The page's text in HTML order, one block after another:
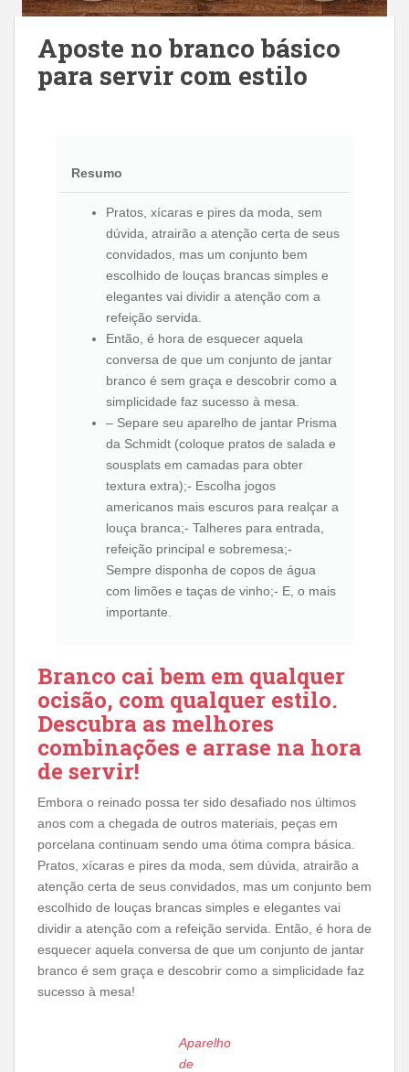
Aposte no branco básico
para servir com estilo
Resumo
Pratos, xícaras e pires da moda, sem
dúvida, atrairão a atenção certa de seus
convidados, mas um conjunto bem
escolhido de louças brancas simples e
elegantes vai dividir a atenção com a
refeição servida.
Então, é hora de esquecer aquela
conversa de que um conjunto de jantar
branco é sem graça e descobrir como a
simplicidade faz sucesso à mesa.
– Separe seu aparelho de jantar Prisma
da Schmidt (coloque pratos de salada e
sousplats em camadas para obter
textura extra);- Escolha jogos
americanos mais escuros para realçar a
louça branca;- Talheres para entrada,
refeição principal e sobremesa;-
Sempre disponha de copos de água
com limões e taças de vinho;- E, o mais
importante.
Branco cai bem em qualquer
ocisão, com qualquer estilo.
Descubra as melhores
combinações e arrase na hora
de servir!
Embora o reinado possa ter sido desafiado nos últimos
anos com a chegada de outros materiais, peças em
porcelana continuam sendo uma ótima compra básica.
Pratos, xícaras e pires da moda, sem dúvida, atrairão a
atenção certa de seus convidados, mas um conjunto bem
escolhido de louças brancas simples e elegantes vai
dividir a atenção com a refeição servida. Então, é hora de
esquecer aquela conversa de que um conjunto de jantar
branco é sem graça e descobrir como a simplicidade faz
sucesso à mesa!
Aparelho
de